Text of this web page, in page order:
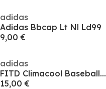
adidas
Adidas Bbcap Lt Nl Ld99
9,00 €
adidas
FITD Climacool Baseball Cap
15,00 €